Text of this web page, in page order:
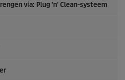
via: Plug 'n' Clean-systeem